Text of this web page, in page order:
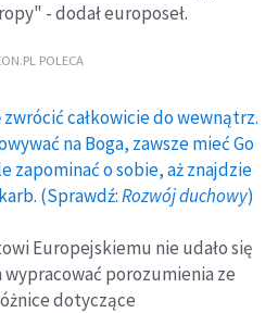
- dodał europoseł.
POLECA
całkowicie do wewnątrz.
na Boga, zawsze mieć Go
zapominać o sobie, aż znajdzie
(Sprawdź:Rozwój duchowy)
Europejskiemu nie udało się
porozumienia ze
dotyczące